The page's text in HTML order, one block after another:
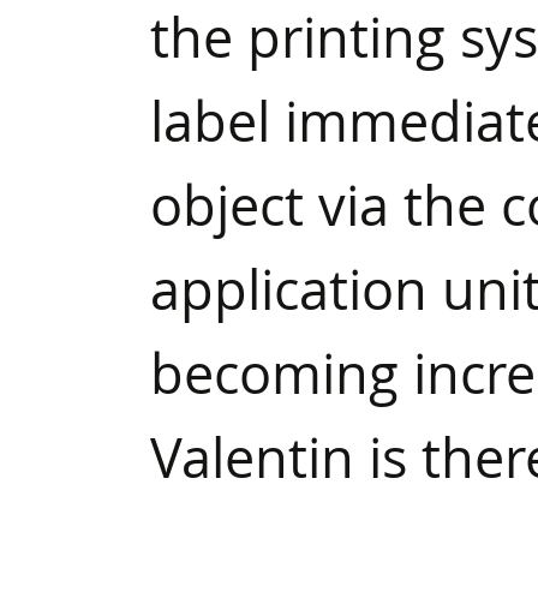
the printing
label
object via the
application
becoming
Valentin is